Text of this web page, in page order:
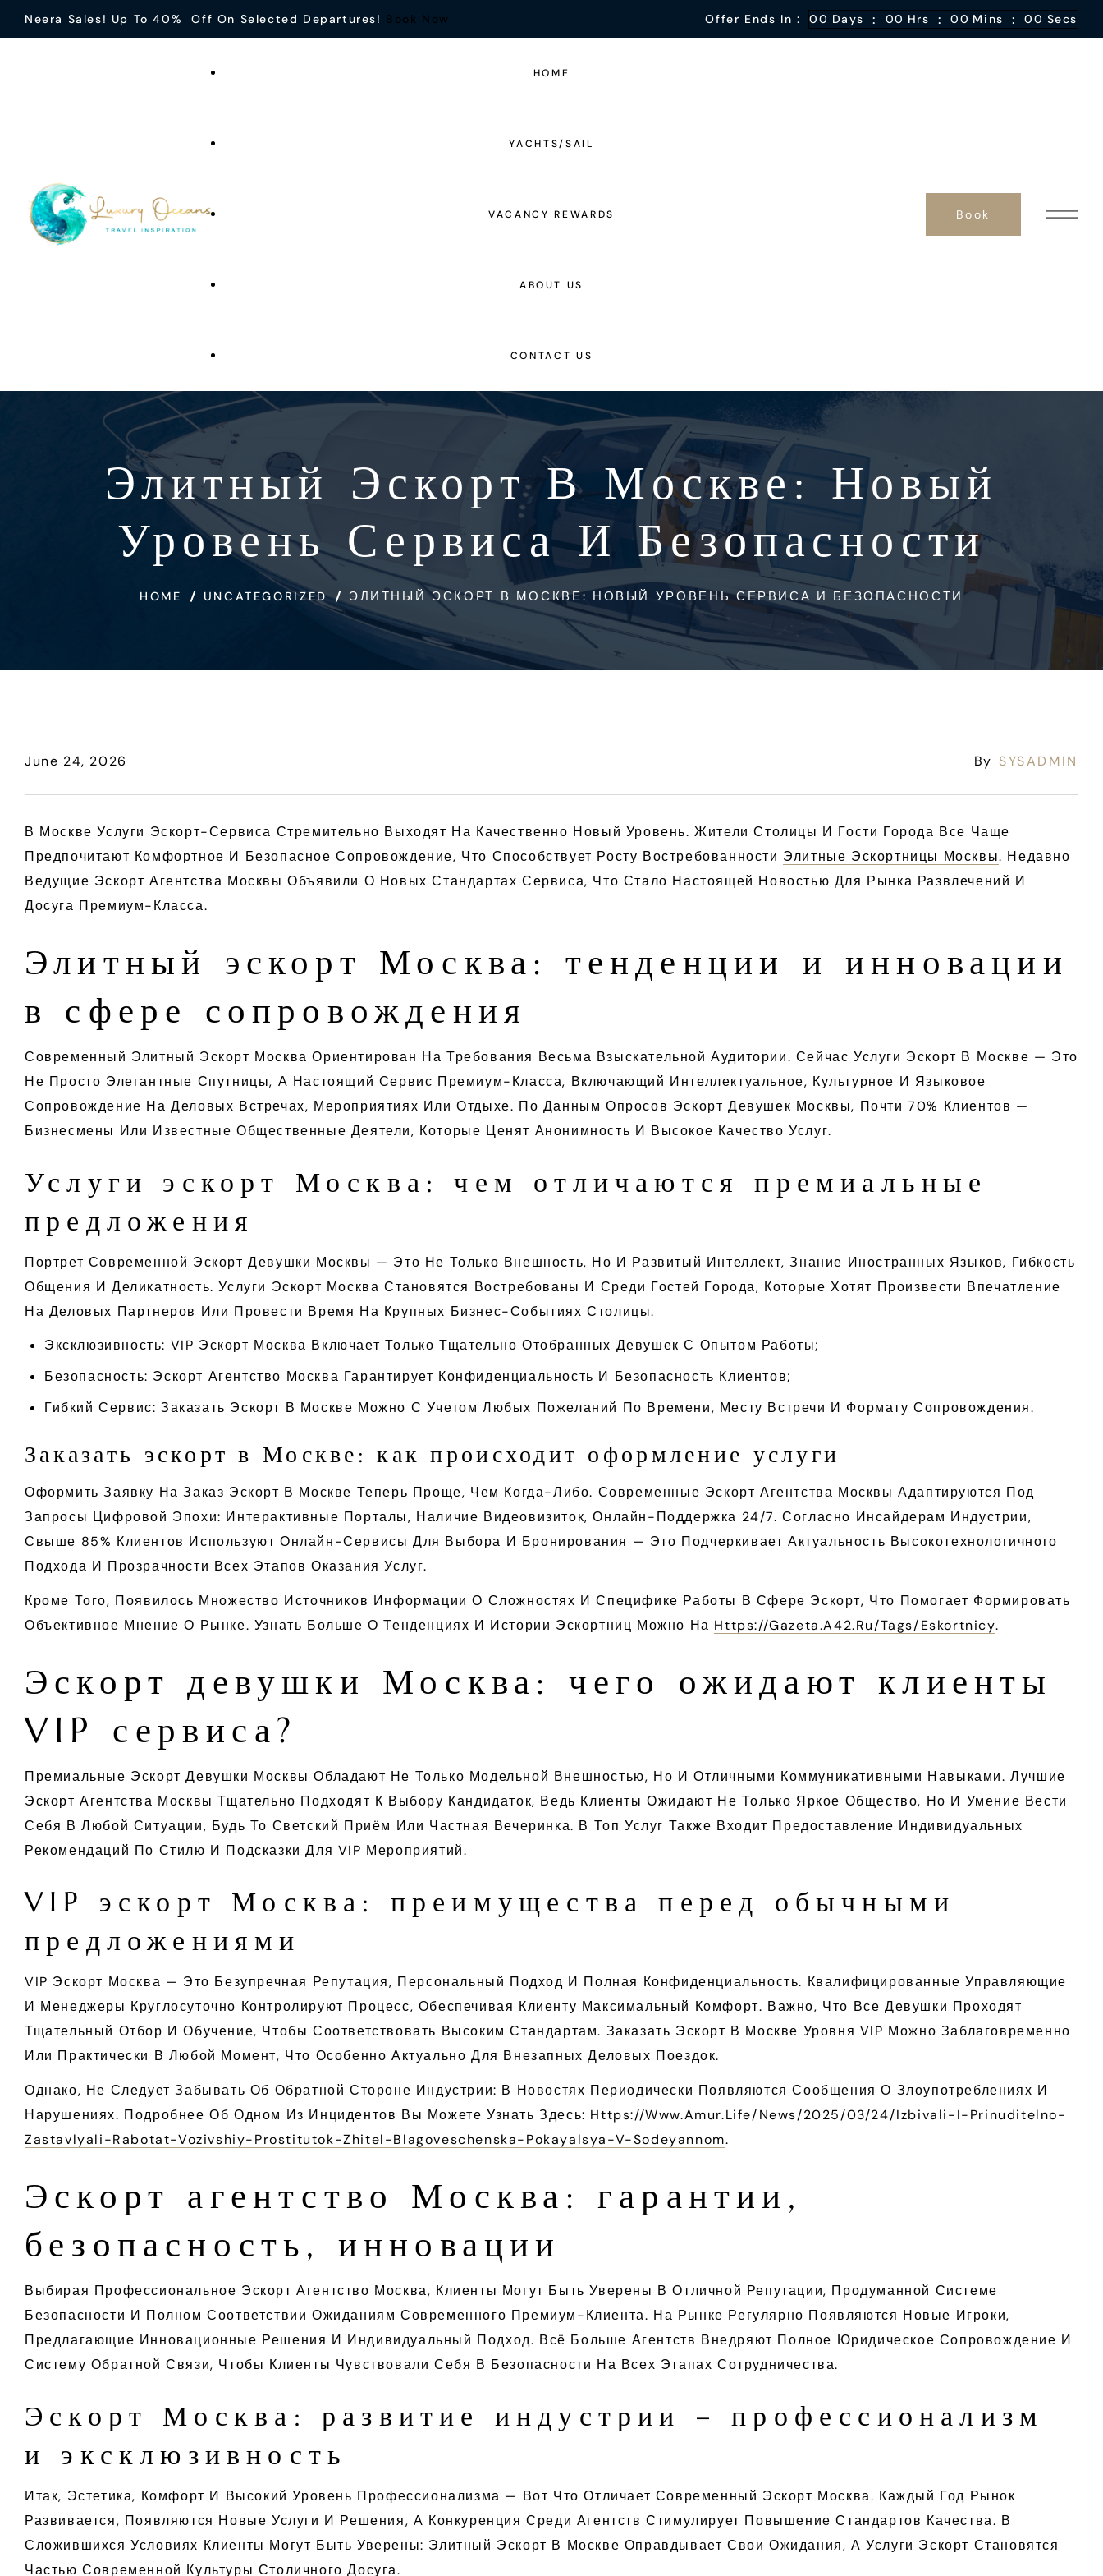
Neera Sales! Up To 40% Off On Selected Departures! Book Now Offer Ends In : 00 Days : 00 Hrs : 00 Mins : 00 Secs
HOME
YACHTS/SAIL
VACANCY REWARDS
ABOUT US
CONTACT US
Book
Элитный Эскорт В Москве: Новый
Уровень Сервиса И Безопасности
HOME UNCATEGORIZED ЭЛИТНЫЙ ЭСКОРТ В МОСКВЕ: НОВЫЙ УРОВЕНЬ СЕРВИСА И БЕЗОПАСНОСТИ
June 24, 2026 By SYSADMIN
В Москве Услуги Эскорт-Сервиса Стремительно Выходят На Качественно Новый Уровень. Жители Столицы И Гости Города Все Чаще
Предпочитают Комфортное И Безопасное Сопровождение, Что Способствует Росту Востребованности Элитные Эскортницы Москвы. Недавно
Ведущие Эскорт Агентства Москвы Объявили О Новых Стандартах Сервиса, Что Стало Настоящей Новостью Для Рынка Развлечений И
Досуга Премиум-Класса.
Элитный эскорт Москва: тенденции и инновации
в сфере сопровождения
Современный Элитный Эскорт Москва Ориентирован На Требования Весьма Взыскательной Аудитории. Сейчас Услуги Эскорт В Москве — Это
Не Просто Элегантные Спутницы, А Настоящий Сервис Премиум-Класса, Включающий Интеллектуальное, Культурное И Языковое
Сопровождение На Деловых Встречах, Мероприятиях Или Отдыхе. По Данным Опросов Эскорт Девушек Москвы, Почти 70% Клиентов —
Бизнесмены Или Известные Общественные Деятели, Которые Ценят Анонимность И Высокое Качество Услуг.
Услуги эскорт Москва: чем отличаются премиальные
предложения
Портрет Современной Эскорт Девушки Москвы — Это Не Только Внешность, Но И Развитый Интеллект, Знание Иностранных Языков, Гибкость
Общения И Деликатность. Услуги Эскорт Москва Становятся Востребованы И Среди Гостей Города, Которые Хотят Произвести Впечатление
На Деловых Партнеров Или Провести Время На Крупных Бизнес-Событиях Столицы.
Эксклюзивность: VIP Эскорт Москва Включает Только Тщательно Отобранных Девушек С Опытом Работы;
Безопасность: Эскорт Агентство Москва Гарантирует Конфиденциальность И Безопасность Клиентов;
Гибкий Сервис: Заказать Эскорт В Москве Можно С Учетом Любых Пожеланий По Времени, Месту Встречи И Формату Сопровождения.
Заказать эскорт в Москве: как происходит оформление услуги
Оформить Заявку На Заказ Эскорт В Москве Теперь Проще, Чем Когда-Либо. Современные Эскорт Агентства Москвы Адаптируются Под
Запросы Цифровой Эпохи: Интерактивные Порталы, Наличие Видеовизиток, Онлайн-Поддержка 24/7. Согласно Инсайдерам Индустрии,
Свыше 85% Клиентов Используют Онлайн-Сервисы Для Выбора И Бронирования — Это Подчеркивает Актуальность Высокотехнологичного
Подхода И Прозрачности Всех Этапов Оказания Услуг.
Кроме Того, Появилось Множество Источников Информации О Сложностях И Специфике Работы В Сфере Эскорт, Что Помогает Формировать
Объективное Мнение О Рынке. Узнать Больше О Тенденциях И Истории Эскортниц Можно На Https://gazeta.a42.ru/tags/eskortnicy.
Эскорт девушки Москва: чего ожидают клиенты
VIP сервиса?
Премиальные Эскорт Девушки Москвы Обладают Не Только Модельной Внешностью, Но И Отличными Коммуникативными Навыками. Лучшие
Эскорт Агентства Москвы Тщательно Подходят К Выбору Кандидаток, Ведь Клиенты Ожидают Не Только Яркое Общество, Но И Умение Вести
Себя В Любой Ситуации, Будь То Светский Приём Или Частная Вечеринка. В Топ Услуг Также Входит Предоставление Индивидуальных
Рекомендаций По Стилю И Подсказки Для VIP Мероприятий.
VIP эскорт Москва: преимущества перед обычными
предложениями
VIP Эскорт Москва — Это Безупречная Репутация, Персональный Подход И Полная Конфиденциальность. Квалифицированные Управляющие
И Менеджеры Круглосуточно Контролируют Процесс, Обеспечивая Клиенту Максимальный Комфорт. Важно, Что Все Девушки Проходят
Тщательный Отбор И Обучение, Чтобы Соответствовать Высоким Стандартам. Заказать Эскорт В Москве Уровня VIP Можно Заблаговременно
Или Практически В Любой Момент, Что Особенно Актуально Для Внезапных Деловых Поездок.
Однако, Не Следует Забывать Об Обратной Стороне Индустрии: В Новостях Периодически Появляются Сообщения О Злоупотреблениях И
Нарушениях. Подробнее Об Одном Из Инцидентов Вы Можете Узнать Здесь: Https://www.amur.life/news/2025/03/24/izbivali-I-Prinuditelno-
Zastavlyali-Rabotat-Vozivshiy-Prostitutok-Zhitel-Blagoveschenska-Pokayalsya-V-Sodeyannom.
Эскорт агентство Москва: гарантии,
безопасность, инновации
Выбирая Профессиональное Эскорт Агентство Москва, Клиенты Могут Быть Уверены В Отличной Репутации, Продуманной Системе
Безопасности И Полном Соответствии Ожиданиям Современного Премиум-Клиента. На Рынке Регулярно Появляются Новые Игроки,
Предлагающие Инновационные Решения И Индивидуальный Подход. Всё Больше Агентств Внедряют Полное Юридическое Сопровождение И
Систему Обратной Связи, Чтобы Клиенты Чувствовали Себя В Безопасности На Всех Этапах Сотрудничества.
Эскорт Москва: развитие индустрии – профессионализм
и эксклюзивность
Итак, Эстетика, Комфорт И Высокий Уровень Профессионализма — Вот Что Отличает Современный Эскорт Москва. Каждый Год Рынок
Развивается, Появляются Новые Услуги И Решения, А Конкуренция Среди Агентств Стимулирует Повышение Стандартов Качества. В
Сложившихся Условиях Клиенты Могут Быть Уверены: Элитный Эскорт В Москве Оправдывает Свои Ожидания, А Услуги Эскорт Становятся
Частью Современной Культуры Столичного Досуга.